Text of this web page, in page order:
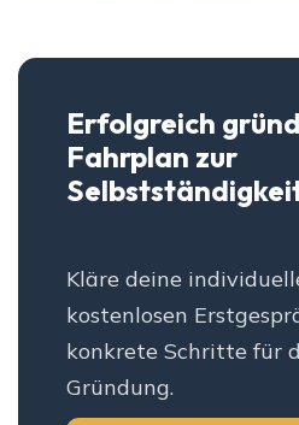
Erfolgreich
Fahrplan zur
Kläre deine
kostenlosen
konkrete Schritte für
Gründung.